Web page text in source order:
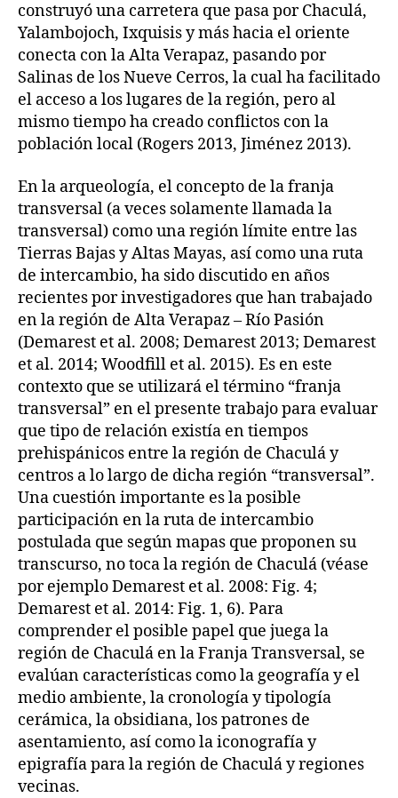
construyó una carretera que pasa por Chaculá,
Yalambojoch, Ixquisis y más hacia el oriente
conecta con la Alta Verapaz, pasando por
Salinas de los Nueve Cerros, la cual ha facilitado
el acceso a los lugares de la región, pero al
mismo tiempo ha creado conflictos con la
población local (Rogers 2013, Jiménez 2013).
En la arqueología, el concepto de la franja
transversal (a veces solamente llamada la
transversal) como una región límite entre las
Tierras Bajas y Altas Mayas, así como una ruta
de intercambio, ha sido discutido en años
recientes por investigadores que han trabajado
en la región de Alta Verapaz – Río Pasión
(Demarest et al. 2008; Demarest 2013; Demarest
et al. 2014; Woodfill et al. 2015). Es en este
contexto que se utilizará el término “franja
transversal” en el presente trabajo para evaluar
que tipo de relación existía en tiempos
prehispánicos entre la región de Chaculá y
centros a lo largo de dicha región “transversal”.
Una cuestión importante es la posible
participación en la ruta de intercambio
postulada que según mapas que proponen su
transcurso, no toca la región de Chaculá (véase
por ejemplo Demarest et al. 2008: Fig. 4;
Demarest et al. 2014: Fig. 1, 6). Para
comprender el posible papel que juega la
región de Chaculá en la Franja Transversal, se
evalúan características como la geografía y el
medio ambiente, la cronología y tipología
cerámica, la obsidiana, los patrones de
asentamiento, así como la iconografía y
epigrafía para la región de Chaculá y regiones
vecinas.